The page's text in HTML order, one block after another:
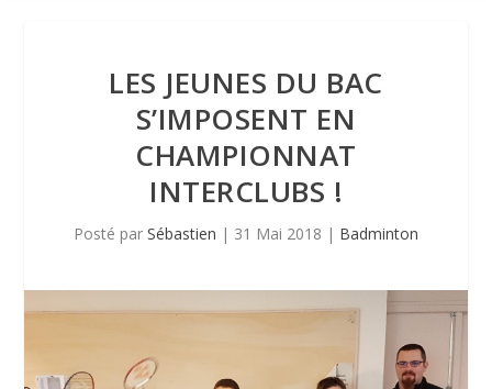
LES JEUNES DU BAC
S’IMPOSENT EN
CHAMPIONNAT
INTERCLUBS !
Posté par Sébastien | 31 Mai 2018 | Badminton